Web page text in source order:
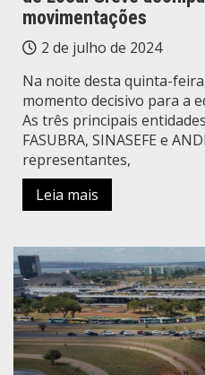
movimentações
2 de julho de 2024
Na noite desta quinta-
momento decisivo para a
As três principais
FASUBRA, SINASEFE e
representantes,
Leia mais